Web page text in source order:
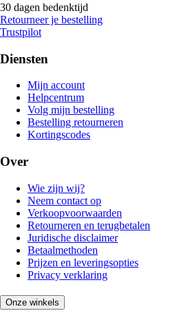
30 dagen bedenktijd
Retourneer je bestelling
Trustpilot
Diensten
Mijn account
Helpcentrum
Volg mijn bestelling
Bestelling retourneren
Kortingscodes
Over
Wie zijn wij?
Neem contact op
Verkoopvoorwaarden
Retourneren en terugbetalen
Juridische disclaimer
Betaalmethoden
Prijzen en leveringsopties
Privacy verklaring
Onze winkels